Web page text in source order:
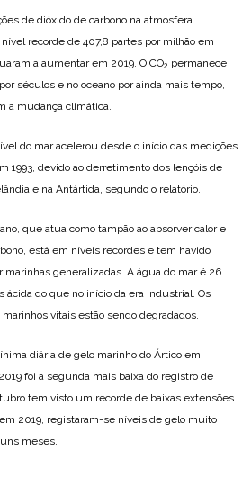
de dióxido de carbono na atmosfera
recorde de 407,8 partes por milhão em
a aumentar em 2019. O CO2 permanece
séculos e no oceano por ainda mais tempo,
a mudança climática.
do mar acelerou desde o início das medições
1993, devido ao derretimento dos lençóis de
e na Antártida, segundo o relatório.
que atua como tampão ao absorver calor e
está em níveis recordes e tem havido
marinhas generalizadas. A água do mar é 26
ácida do que no início da era industrial. Os
vitais estão sendo degradados.
diária de gelo marinho do Ártico em
foi a segunda mais baixa do registro de
tem visto um recorde de baixas extensões.
2019, registaram-se níveis de gelo muito
meses.